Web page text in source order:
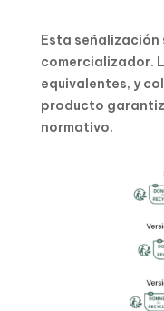
Esta señalización
comercializador.
equivalentes, y
producto
normativo.